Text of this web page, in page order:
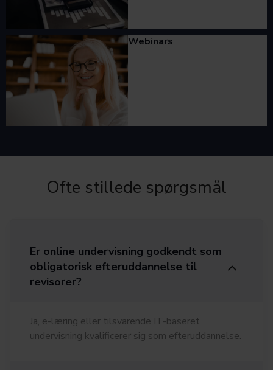
Webinars
Ofte stillede spørgsmål
Er online undervisning godkendt som
obligatorisk efteruddannelse til
revisorer?
Ja, e-læring eller tilsvarende IT-baseret
undervisning kvalificerer sig som efteruddannelse.